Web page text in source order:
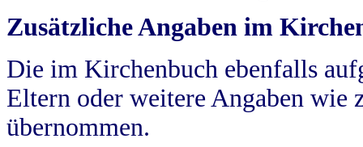
Zusätzliche Angaben im
Die im Kirchenbuch ebenfalls
Eltern oder weitere Angaben wie
übernommen.